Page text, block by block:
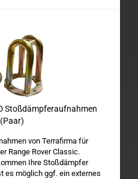
Stoßdämpferaufnahmen
von Terrafirma für
Range Rover Classic.
Ihre Stoßdämpfer
es möglich ggf. ein externes